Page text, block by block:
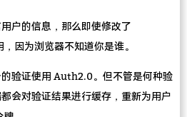
户的信息，那么即使修改了
因为浏览器不知道你是谁。
验证使用 Auth2.0。但不管是何种验
会对验证结果进行缓存，重新为用户